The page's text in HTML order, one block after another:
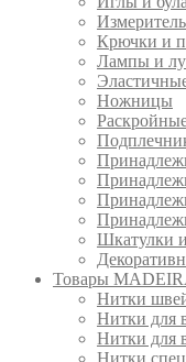
Крючки и
Лампы и
Ножницы
Шкатулки
Товары
Нитки
Нитки для
Нитки для